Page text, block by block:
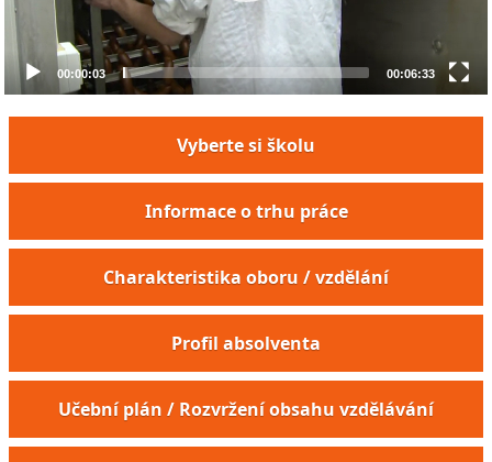
00:00:03 00:06:33
Vyberte si školu
Informace o trhu práce
Charakteristika oboru / vzdělání
Profil absolventa
Učební plán / Rozvržení obsahu vzdělávání